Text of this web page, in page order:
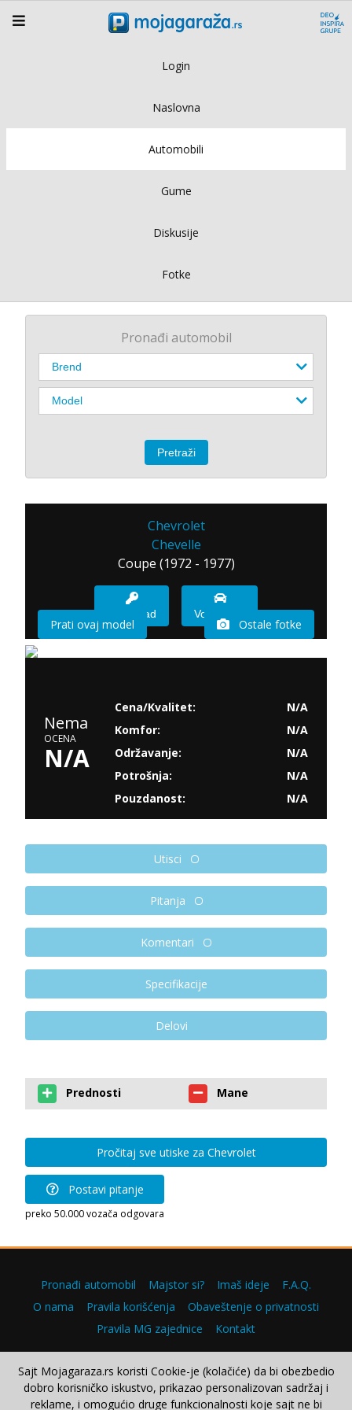
Login
Naslovna
Automobili
Gume
Diskusije
Fotke
Pronađi automobil
Chevrolet
Chevelle
Coupe (1972 - 1977)
Imam sad Vozio sam
Prati ovaj model Ostale fotke
Nema
OCENA
N/A
Cena/Kvalitet:
N/A
Komfor:
N/A
Održavanje:
N/A
Potrošnja:
N/A
Pouzdanost:
N/A
Utisci
Pitanja
Komentari
Specifikacije
Delovi
Prednosti Mane
Pročitaj sve utiske za Chevrolet
Postavi pitanje
preko 50.000 vozača odgovara
Pronađi automobil Majstor si? Imaš ideje
F.A.Q.
O nama
Pravila korišćenja
Obaveštenje o privatnosti
Pravila MG zajednice
Kontakt
Copyright © 2000–2026.
Sajt Mojagaraza.rs koristi Cookie-je (kolačiće) da bi obezbedio
dobro korisničko iskustvo, prikazao personalizovan sadržaj i
reklame, i omogućio druge funkcionalnosti koje sajt ne bi